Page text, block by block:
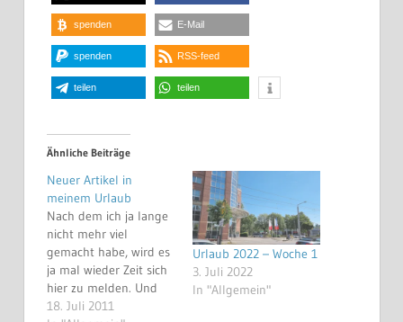
spenden E-Mail
spenden RSS-feed
teilen teilen
Ähnliche Beiträge
Neuer Artikel in
meinem Urlaub
Nach dem ich ja lange
nicht mehr viel
gemacht habe, wird es
ja mal wieder Zeit sich
hier zu melden. Und
jetzt stellt sich
18. Juli 2011
Urlaub 2022 – Woche 1
3. Juli 2022
In "Allgemein"